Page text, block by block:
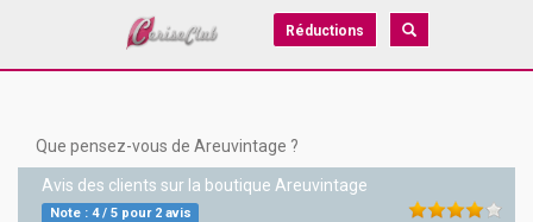
Réductions
Que pensez-vous de Areuvintage ?
Avis des clients sur la boutique Areuvintage
Note : 4/ 5pour 2avis